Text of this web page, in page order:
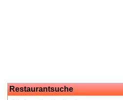
Restaurantsuche